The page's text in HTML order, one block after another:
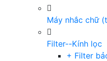
Máy nhắc chữ
Filter--Kính lọc
+ Filter